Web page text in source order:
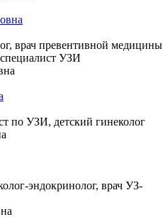
врач превентивной медицины
УЗИ
по УЗИ, детский гинеколог
эндокринолог, врач УЗ-